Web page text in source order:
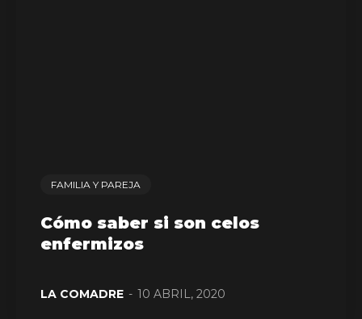
FAMILIA Y PAREJA
Cómo saber si son celos
enfermizos
LA COMADRE - 10 ABRIL, 2020